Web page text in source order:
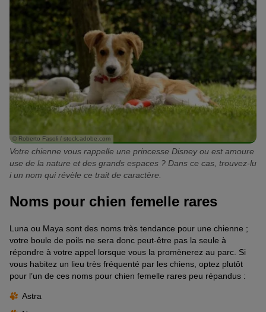
© Roberto Fasoli / stock.adobe.com
Votre chienne vous rappelle une princesse Disney ou est amoure
use de la nature et des grands espaces ? Dans ce cas, trouvez-lu
i un nom qui révèle ce trait de caractère.
Noms pour chien femelle rares
Luna ou Maya sont des noms très tendance pour une chienne ;
votre boule de poils ne sera donc peut-être pas la seule à
répondre à votre appel lorsque vous la promènerez au parc. Si
vous habitez un lieu très fréquenté par les chiens, optez plutôt
pour l’un de ces noms pour chien femelle rares peu répandus :
Astra